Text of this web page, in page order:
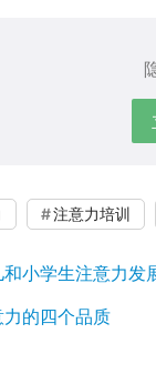
注意力培训
小学生注意力发
的四个品质